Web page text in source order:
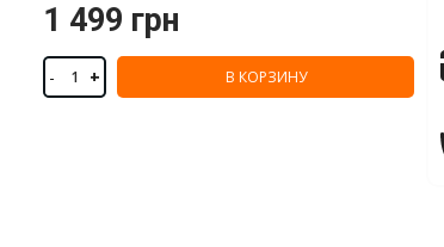
1 499 грн
- + В КОРЗИНУ